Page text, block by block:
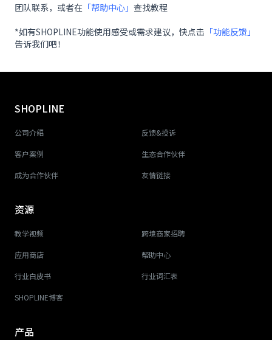
团队联系，或者在 「帮助中心」 查找教程
*如有SHOPLINE功能使用感受或需求建议，快点击 「功能反馈」
告诉我们吧！
SHOPLINE
公司介绍 反馈&投诉
客户案例 生态合作伙伴
成为合作伙伴 友情链接
资源
教学视频 跨境商家招聘
应用商店 帮助中心
行业白皮书 行业词汇表
SHOPLINE博客
产品